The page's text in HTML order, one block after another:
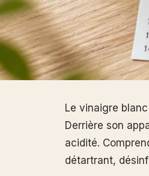
Le vinaigre
Derrière son
acidité.
détartrant,